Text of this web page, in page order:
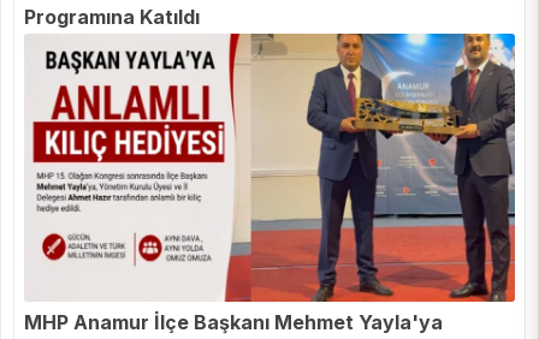
Programına Katıldı
MHP Anamur İlçe Başkanı Mehmet Yayla'ya